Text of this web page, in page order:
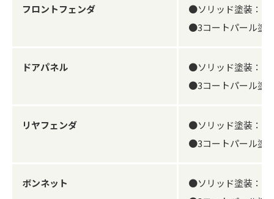
フロントフェンダ
●ソリッド塗装：
●3コートパール塗
ドアパネル
●ソリッド塗装：
●3コートパール塗
リヤフェンダ
●ソリッド塗装：
●3コートパール塗
ボンネット
●ソリッド塗装：